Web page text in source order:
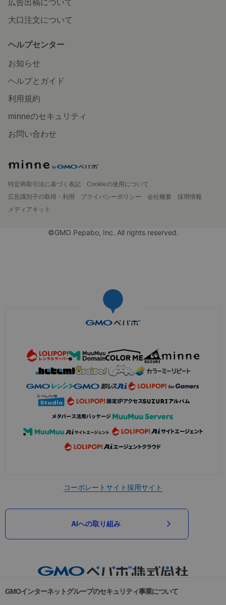
広告出稿について
大口注文について
ヘルプセンター
お知らせ
ヘルプとガイド
利用規約
minneのセキュリティ
お問い合わせ
特定商取引法に基づく表記
Cookieの使用について
広告識別子の取得・利用
プライバシーポリシー 会社概要
採用情報
メディアキット
©GMO Pepabo, Inc. All rights reserved.
コーポレートサイト採用サイト
AIへの取り組み
GMOインターネットグループのセキュリティ事業について